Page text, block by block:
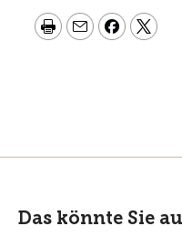
Das könnte Sie